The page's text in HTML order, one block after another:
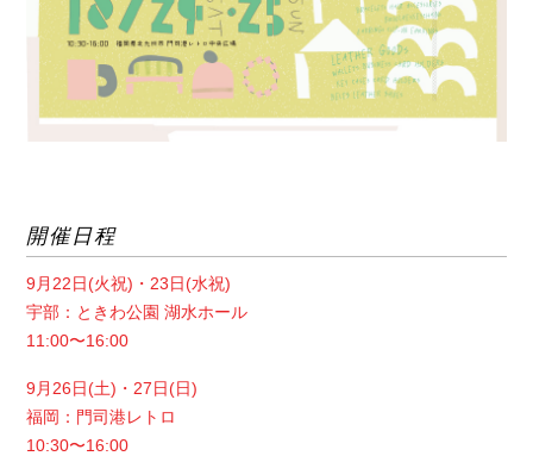
開催日程
9月22日(火祝)・23日(水祝)
宇部：ときわ公園 湖水ホール
11:00〜16:00
9月26日(土)・27日(日)
福岡：門司港レトロ
10:30〜16:00